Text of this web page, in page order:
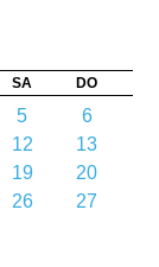
SA DO
5
6
12
13
19
20
26
27